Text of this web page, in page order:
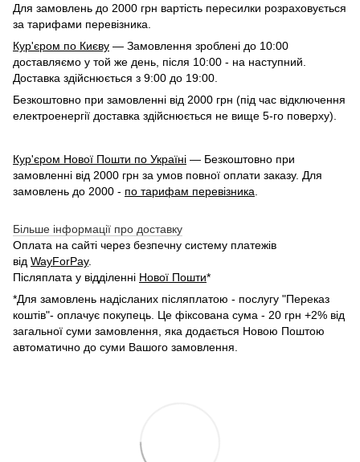
Для замовлень до 2000 грн вартість пересилки розраховується
за тарифами перевізника.
Кур'єром по Києву — Замовлення зроблені до 10:00
доставляємо у той же день, після 10:00 - на наступний.
Доставка здійснюється з 9:00 до 19:00.
Безкоштовно при замовленні від 2000 грн (під час відключення
електроенергії доставка здійснюється не вище 5-го поверху).
Кур'єром Нової Пошти по Україні — Безкоштовно при
замовленні від 2000 грн за умов повної оплати заказу. Для
замовлень до 2000 - по тарифам перевізника
Більше інформації про доставку
Оплата на сайті через безпечну систему платежів
від WayForPay.
Післяплата у відділенні Нової Пошти*
*Для замовлень надісланих післяплатою - послугу "Переказ
коштів"- оплачує покупець. Це фіксована сума - 20 грн +2% від
загальної суми замовлення, яка додається Новою Поштою
автоматично до суми Вашого замовлення.